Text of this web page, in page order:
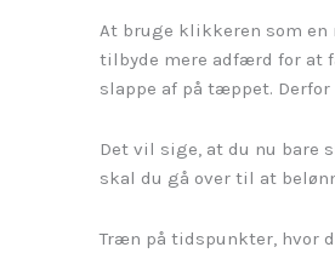
At bruge klikkeren som
tilbyde mere adfærd for at
slappe af på tæppet.
Det vil sige, at du nu bare
skal du gå over til at
Træn på tidspunkter, hvor